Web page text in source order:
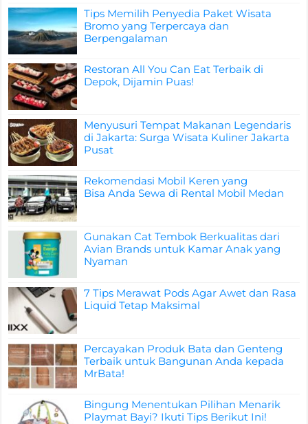
Tips Memilih Penyedia Paket Wisata
Bromo yang Terpercaya dan
Berpengalaman
Restoran All You Can Eat Terbaik di
Depok, Dijamin Puas!
Menyusuri Tempat Makanan Legendaris
di Jakarta: Surga Wisata Kuliner Jakarta
Pusat
Rekomendasi Mobil Keren yang
Bisa Anda Sewa di Rental Mobil Medan
Gunakan Cat Tembok Berkualitas dari
Avian Brands untuk Kamar Anak yang
Nyaman
7 Tips Merawat Pods Agar Awet dan Rasa
Liquid Tetap Maksimal
Percayakan Produk Bata dan Genteng
Terbaik untuk Bangunan Anda kepada
MrBata!
Bingung Menentukan Pilihan Menarik
Playmat Bayi? Ikuti Tips Berikut Ini!